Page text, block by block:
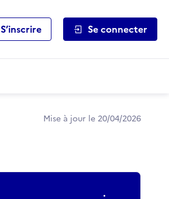
S’inscrire Se connecter
Mise à jour le 20/04/2026